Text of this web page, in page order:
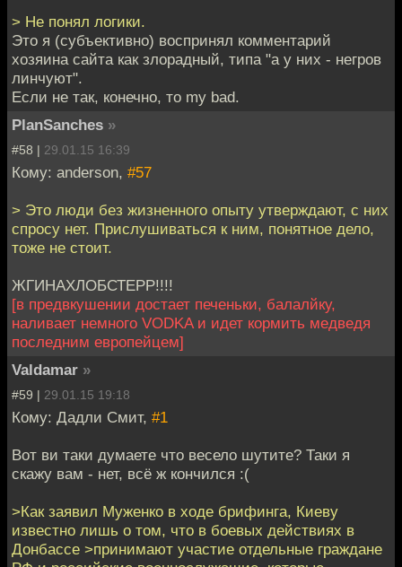
> Не понял логики.
Это я (субъективно) воспринял комментарий
хозяина сайта как злорадный, типа "а у них - негров
линчуют".
Если не так, конечно, то my bad.
PlanSanches »
#58 | 29.01.15 16:39
Кому: anderson, #57
> Это люди без жизненного опыту утверждают, с них
спросу нет. Прислушиваться к ним, понятное дело,
тоже не стоит.
ЖГИНАХЛОБСТЕРР!!!!
[в предвкушении достает печеньки, балалйку,
наливает немного VODKA и идет кормить медведя
последним европейцем]
Valdamar »
#59 | 29.01.15 19:18
Кому: Дадли Смит, #1
Вот ви таки думаете что весело шутите? Таки я
скажу вам - нет, всё ж кончился :(
>Как заявил Муженко в ходе брифинга, Киеву
известно лишь о том, что в боевых действиях в
Донбассе >принимают участие отдельные граждане